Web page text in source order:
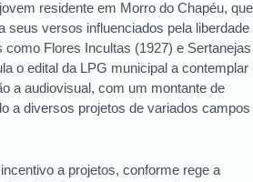
residente em Morro do Chapéu, que
seus versos influenciados pela liberdade
como Flores Incultas (1927) e Sertanejas
o edital da LPG municipal a contemplar
a audiovisual, com um montante de
a diversos projetos de variados campos
a projetos, conforme rege a